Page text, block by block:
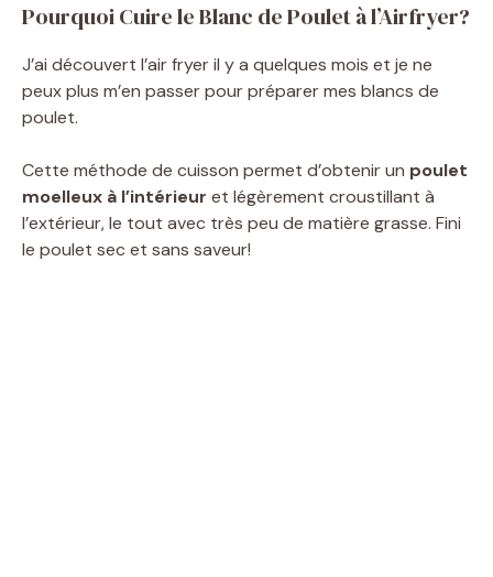
Pourquoi Cuire le Blanc de Poulet à l’Airfryer?
J’ai découvert l’air fryer il y a quelques mois et je ne
peux plus m’en passer pour préparer mes blancs de
poulet.
Cette méthode de cuisson permet d’obtenir un poulet
moelleux à l’intérieur et légèrement croustillant à
l’extérieur, le tout avec très peu de matière grasse. Fini
le poulet sec et sans saveur!